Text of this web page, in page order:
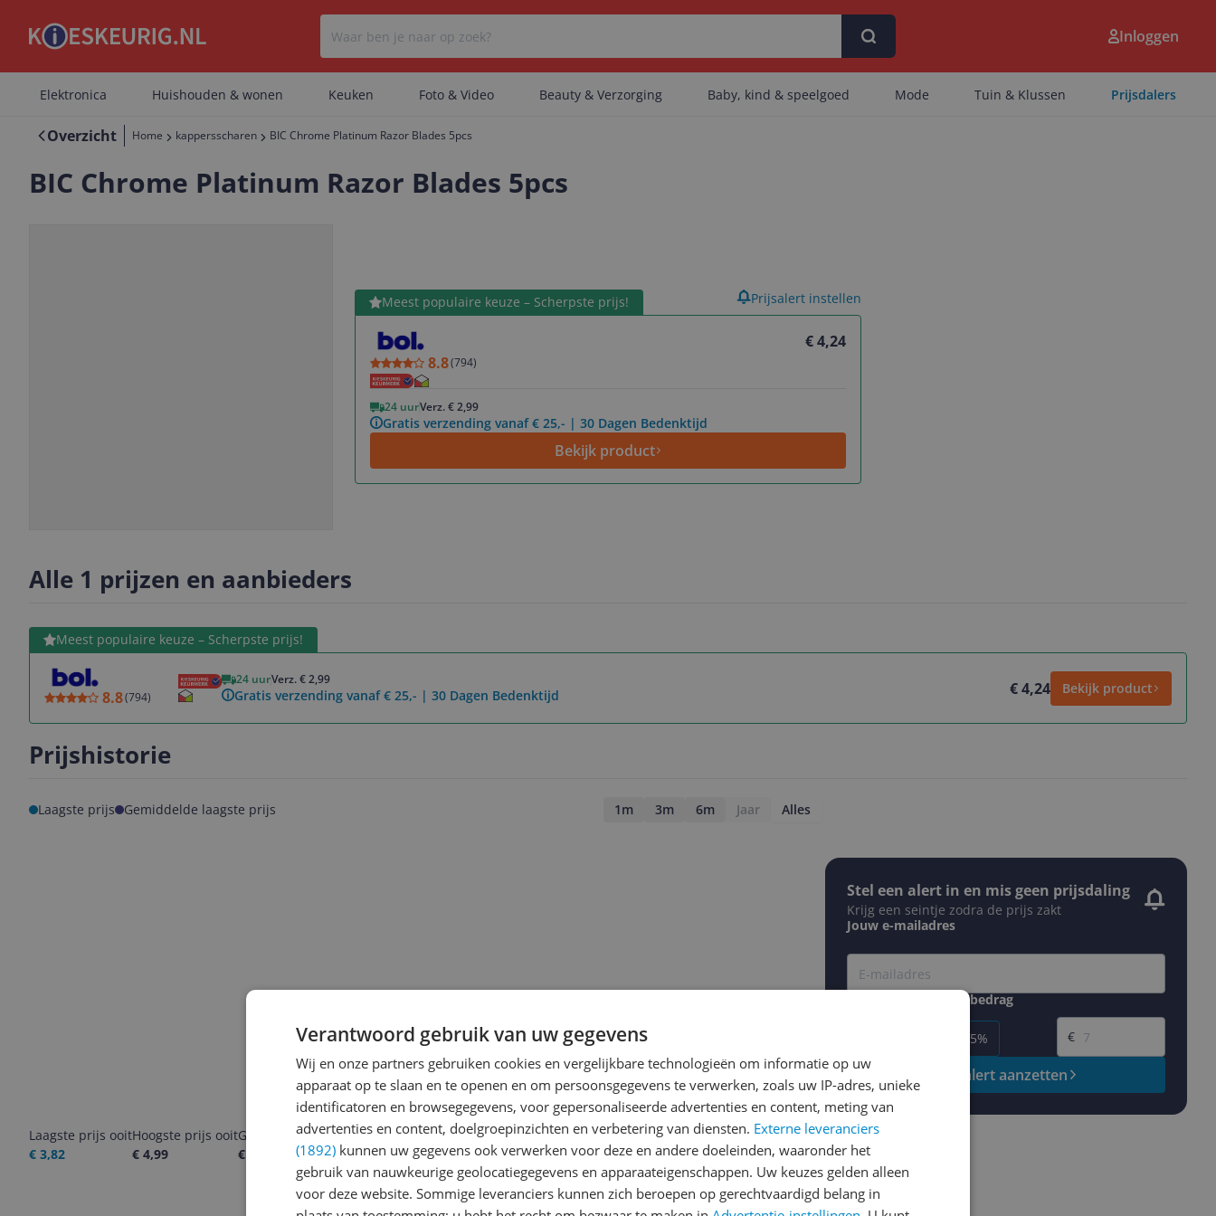
Er zijn geen categorieën gevonden.
Er zijn geen artikelen gevonden.
Inloggen
Elektronica Huishouden & wonen Keuken Foto & Video Beauty & Verzorging Baby, kind & speelgoed Mode Tuin & Klussen Prijsdalers
Overzicht Home kappersscharen BIC Chrome Platinum Razor Blades 5pcs
BIC Chrome Platinum Razor Blades 5pcs
Meest populaire keuze – Scherpste prijs!
€ 4,24
8.8(794)
24 uurVerz. € 2,99
Gratis verzending vanaf € 25,- | 30 Dagen Bedenktijd
Bekijk product
Bekijk product Prijsalert instellen
Alle 1 prijzen en aanbieders
Meest populaire keuze – Scherpste prijs!
8.8(794)
24 uurVerz. € 2,99
Gratis verzending vanaf € 25,- | 30 Dagen Bedenktijd € 4,24 Bekijk product
Bekijk product
Prijshistorie
Laagste prijs Gemiddelde laagste prijs 1m 3m 6m Jaar Alles
Laagste prijs ooit
€ 3,82
Hoogste prijs ooit
€ 4,99
Goedkoopste nu
€ 4,99
Laatste prijsupdate
05-08-2026
Stel een alert in en mis geen prijsdaling
Krijg een seintje zodra de prijs zakt
Jouw e-mailadres
Gewenste daling of bedrag
-15%
Gewenste prijs
€
Prijsalert aanzetten
Verantwoord gebruik van uw gegevens
Wij en onze partners gebruiken cookies en vergelijkbare technologieën om informatie op uw
apparaat op te slaan en te openen en om persoonsgegevens te verwerken, zoals uw IP-adres, unieke
identificatoren en browsegegevens, voor gepersonaliseerde advertenties en content, meting van
advertenties en content, doelgroepinzichten en verbetering van diensten. Externe leveranciers
(1892) kunnen uw gegevens ook verwerken voor deze en andere doeleinden, waaronder het
gebruik van nauwkeurige geolocatiegegevens en apparaateigenschappen. Uw keuzes gelden alleen
voor deze website. Sommige leveranciers kunnen zich beroepen op gerechtvaardigd belang in